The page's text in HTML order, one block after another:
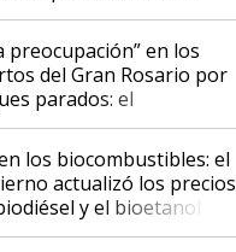
preocupación” en los
del Gran Rosario por
parados: el
de las
en tensión tras
de fuerza de los
los biocombustibles: el
actualizó los precios
y el bioetanol